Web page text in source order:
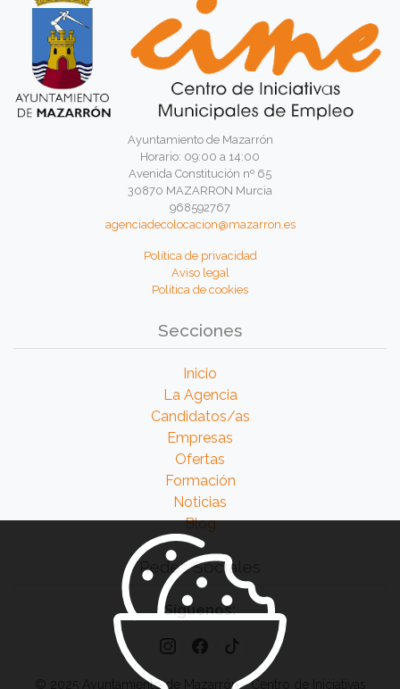
Ayuntamiento de Mazarrón
Horario: 09:00 a 14:00
Avenida Constitución nº 65
30870 MAZARRON Murcia
968592767
agenciadecolocacion@mazarron.es
Política de privacidad
Aviso legal
Política de cookies
Secciones
Inicio
La Agencia
Candidatos/as
Empresas
Ofertas
Formación
Noticias
Blog
Redes Sociales
Síguenos:
© 2025 Ayuntamiento de Mazarrón - Centro de Iniciativas